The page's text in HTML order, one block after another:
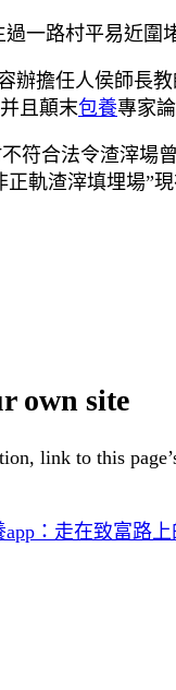
一路村平易近圍
辦擔任人侯師長
且顛末包養專家
符合法令渣滓場
軌渣滓填埋場”
own site
link to this
：走在致富路